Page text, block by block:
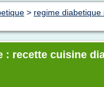
> regime diabetique
recette cuisine